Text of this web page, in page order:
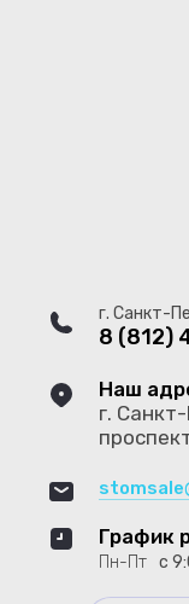
г. Санкт-
8 (812)
Наш
г.
График
Пн-Пт с